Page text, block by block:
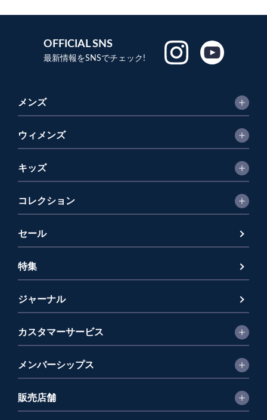
OFFICIAL SNS
最新情報をSNSでチェック!
メンズ
ウィメンズ
キッズ
コレクション
セール
特集
ジャーナル
カスタマーサービス
メンバーシップス
販売店舗